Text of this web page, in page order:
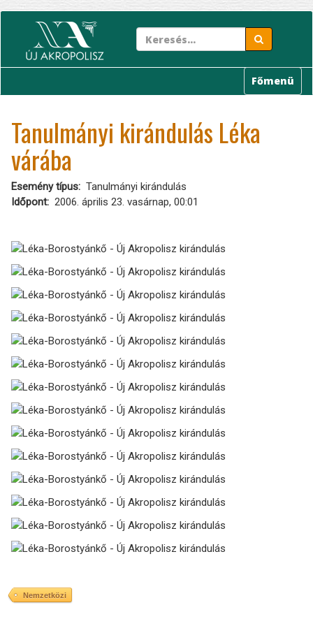
tartalomra
Főmenü
Tanulmányi kirándulás Léka
várába
Esemény típus
Tanulmányi kirándulás
Időpont
2006. április 23. vasárnap, 00:01
Nemzetközi